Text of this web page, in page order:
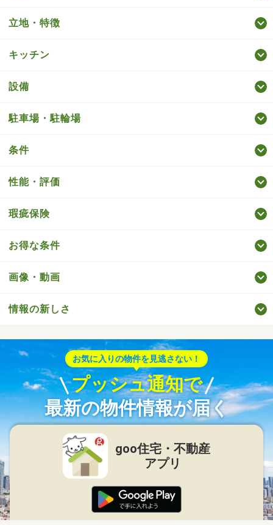
立地・特徴
キッチン
設備
駐車場・駐輪場
条件
性能・評価
瑕疵保険
お得な条件
画像・動画
情報の新しさ
お気に入りの物件を見逃さない！
プッシュ通知で
最新の物件情報が届く
goo住宅・不動産
アプリ